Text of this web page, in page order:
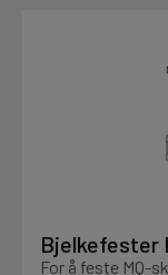
Bjelkefester
For å feste MQ-